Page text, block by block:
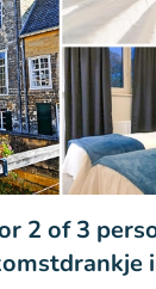
2 of 3